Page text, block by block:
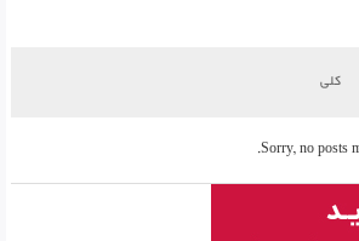
کلی
Sorry, no posts